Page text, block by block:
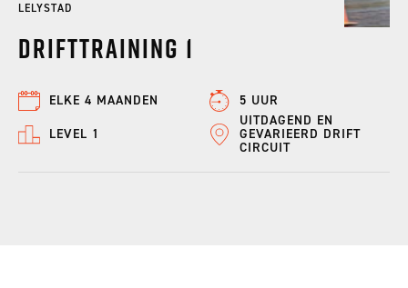
LELYSTAD
Drifttraining 1
ELKE 4 MAANDEN
5 UUR
LEVEL 1
UITDAGEND EN
GEVARIEERD DRIFT
CIRCUIT